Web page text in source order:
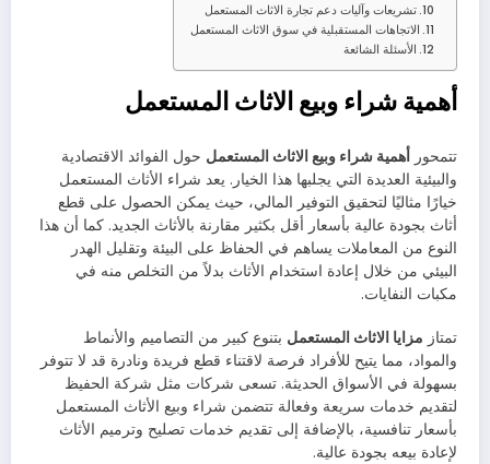
تشريعات وآليات دعم تجارة الاثاث المستعمل
الاتجاهات المستقبلية في سوق الاثاث المستعمل
الأسئلة الشائعة
أهمية شراء وبيع الاثاث المستعمل
تتمحور أهمية شراء وبيع الاثاث المستعمل حول الفوائد الاقتصادية
والبيئية العديدة التي يجلبها هذا الخيار. يعد شراء الأثاث المستعمل
خيارًا مثاليًا لتحقيق التوفير المالي، حيث يمكن الحصول على قطع
أثاث بجودة عالية بأسعار أقل بكثير مقارنة بالأثاث الجديد. كما أن هذا
النوع من المعاملات يساهم في الحفاظ على البيئة وتقليل الهدر
البيئي من خلال إعادة استخدام الأثاث بدلاً من التخلص منه في
مكبات النفايات.
تمتاز مزايا الاثاث المستعمل بتنوع كبير من التصاميم والأنماط
والمواد، مما يتيح للأفراد فرصة لاقتناء قطع فريدة ونادرة قد لا تتوفر
بسهولة في الأسواق الحديثة. تسعى شركات مثل شركة الحفيظ
لتقديم خدمات سريعة وفعالة تتضمن شراء وبيع الأثاث المستعمل
بأسعار تنافسية، بالإضافة إلى تقديم خدمات تصليح وترميم الأثاث
لإعادة بيعه بجودة عالية.